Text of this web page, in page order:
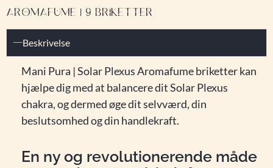
AROMAFUME | 9 BRIKETTER
Beskrivelse
Mani Pura | Solar Plexus Aromafume briketter kan
hjælpe dig med at balancere dit Solar Plexus
chakra, og dermed øge dit selvværd, din
beslutsomhed og din handlekraft.
En ny og revolutionerende måde